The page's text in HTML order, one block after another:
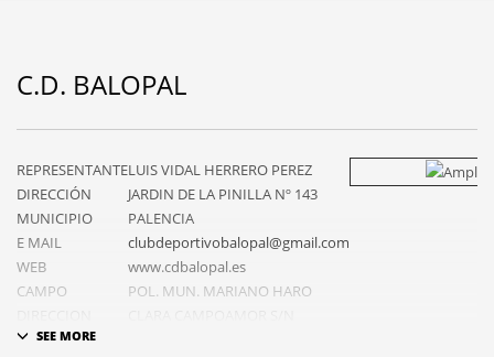
C.D. BALOPAL
REPRESENTANTELUIS VIDAL HERRERO PEREZ
DIRECCIÓN
JARDIN DE LA PINILLA Nº 143
MUNICIPIO
PALENCIA
E MAIL
clubdeportivobalopal@gmail.com
WEB
www.cdbalopal.es
CAMPO
POL. MUN. MARIANO HARO
CAMPO